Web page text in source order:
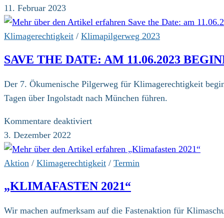
in
Hamburg
Messestand
Vortrag
der
Pilgermesse
11. Februar 2023
Klimagerechtigkeit / Klimapilgerweg 2023
SAVE THE DATE: AM 11.06.2023
Der 7. Ökumenische Pilgerweg für Klimagerechtigkeit
Tagen über Ingolstadt nach München führen.
Kommentare deaktiviertfür
the
Date:
11.06.2023
3. Dezember 2022
Aktion / Klimagerechtigkeit / Termin
„KLIMAFASTEN 2021“
Wir machen aufmerksam auf die Fastenaktion für